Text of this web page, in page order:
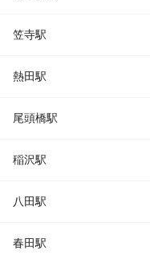
笠寺駅
熱田駅
尾頭橋駅
稲沢駅
八田駅
春田駅